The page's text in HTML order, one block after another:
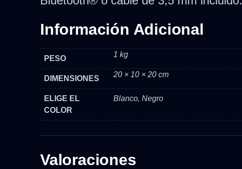
Información Adicional
PESO 1 kg
DIMENSIONES 20 × 10 × 20 cm
ELIGE EL
COLOR
Blanco, Negro
Valoraciones